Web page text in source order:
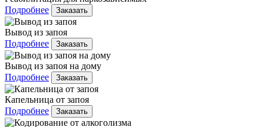
Подробнее
Заказать
Вывод из запоя
Подробнее
Заказать
Вывод из запоя на дому
Подробнее
Заказать
Капельница от запоя
Подробнее
Заказать